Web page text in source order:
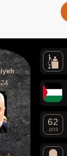
62
ans